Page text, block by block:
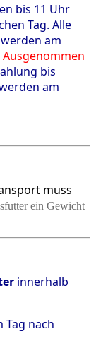
bis 11 Uhr
Tag. Alle
am
Ausgenommen
bis
am
muss
ein Gewicht
innerhalb
nach